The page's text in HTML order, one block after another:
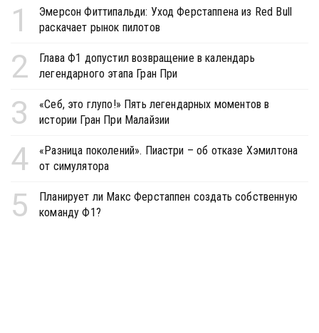
1
Эмерсон Фиттипальди: Уход Ферстаппена из Red Bull
раскачает рынок пилотов
2
Глава Ф1 допустил возвращение в календарь
легендарного этапа Гран При
3
«Себ, это глупо!» Пять легендарных моментов в
истории Гран При Малайзии
4
«Разница поколений». Пиастри – об отказе Хэмилтона
от симулятора
5
Планирует ли Макс Ферстаппен создать собственную
команду Ф1?